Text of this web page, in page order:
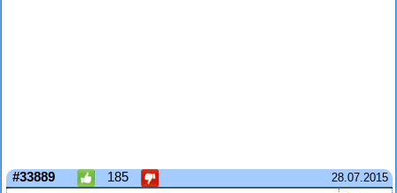
28.07.2015
#33889 185